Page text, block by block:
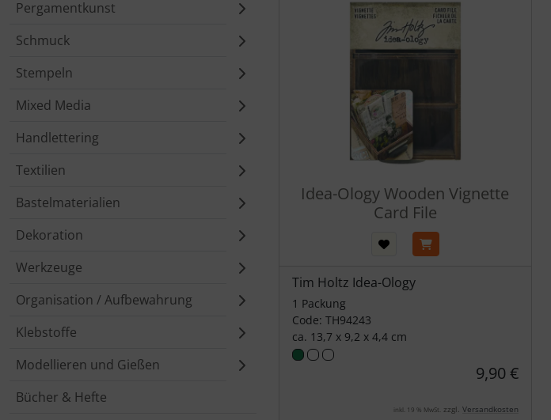
Pergamentkunst
Schmuck
Stempeln
Mixed Media
Handlettering
Textilien
Bastelmaterialien
Dekoration
Werkzeuge
Organisation / Aufbewahrung
Klebstoffe
Modellieren und Gießen
Bücher & Hefte
Idea-Ology Wooden Vignette
Card File
Tim Holtz Idea-Ology
1 Packung
Code: TH94243
ca. 13,7 x 9,2 x 4,4 cm
9,90 €
inkl. 19 % MwSt. zzgl. Versandkosten